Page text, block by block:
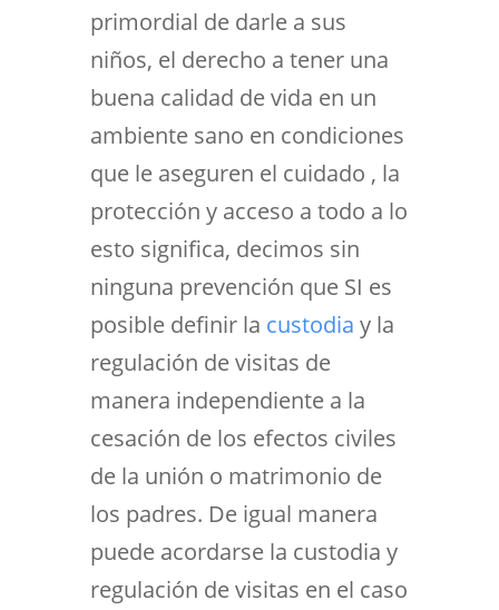
primordial de darle a sus
niños, el derecho a tener una
buena calidad de vida en un
ambiente sano en condiciones
que le aseguren el cuidado , la
protección y acceso a todo a lo
esto significa, decimos sin
ninguna prevención que SI es
posible definir la custodia y la
regulación de visitas de
manera independiente a la
cesación de los efectos civiles
de la unión o matrimonio de
los padres. De igual manera
puede acordarse la custodia y
regulación de visitas en el caso